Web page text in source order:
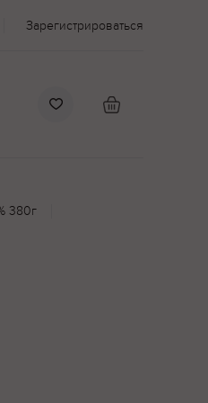
Зарегистрироваться
380г